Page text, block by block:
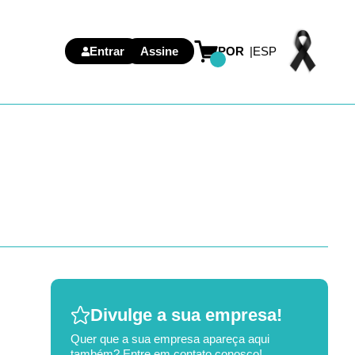
Entrar Assine POR ESP
Divulge a sua empresa!
Quer que a sua empresa apareça aqui